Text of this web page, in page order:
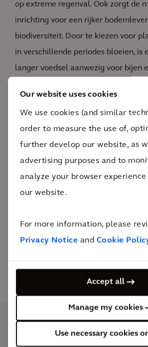
Our website uses cookies
We use cookies (and similar
order to measure the use of,
further develop our website, as
advertising purposes and to
analyze your browser experience
our website.
For more information, please
Privacy Notice and Cookie
Accept all
Manage my cookies
Use necessary cookies
op extreme regenval. Ook zorgt de
inrichting voor een rijker
biodiversiteit. Door te kiezen voor
in verschillende periodes bloeien, is
langer voedsel aanwezig voor bijen
steeds duurzamer beheer.
Achter de oplossing